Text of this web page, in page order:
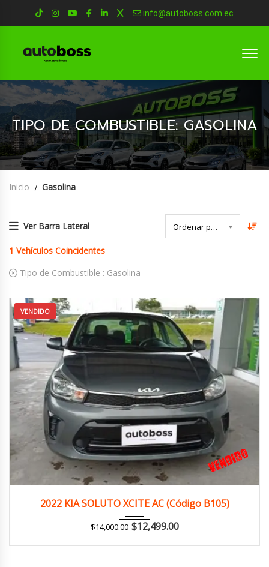
info@autoboss.com.ec
TIPO DE COMBUSTIBLE: GASOLINA
Inicio Gasolina
Ver Barra Lateral Ordenar por Fecha
1 Vehículos Coincidentes
Tipo de Combustible : Gasolina
VENDIDO
2022 KIA SOLUTO XCITE AC (Código B105)
$14,000.00 $12,499.00